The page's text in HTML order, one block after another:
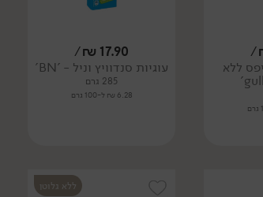
/
ללא
17.90
₪
/
עוגיות סנדוויץ וניל - 'BN'
285 גרם
6.28 ₪ ל-100 גרם
ללא גלוטן